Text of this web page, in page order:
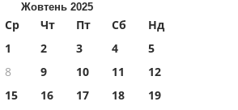
Жовтень 2025
Ср Чт Пт Сб
Нд
1
2 3 4
5
8 9 10 11
12
15 16 17 18
19